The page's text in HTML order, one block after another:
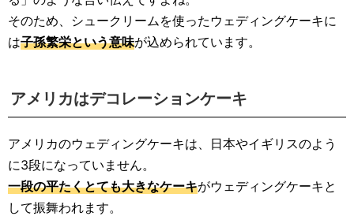
そのため、シュークリームを使ったウェディングケーキに
は子孫繁栄という意味が込められています。
アメリカはデコレーションケーキ
アメリカのウェディングケーキは、日本やイギリスのよう
に3段になっていません。
一段の平たくとても大きなケーキがウェディングケーキと
して振舞われます。